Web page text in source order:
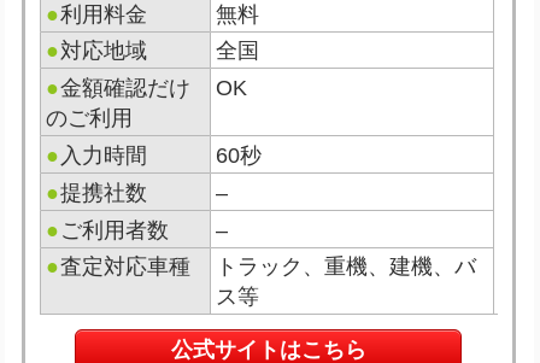
●利用料金
無料
●対応地域
全国
●金額確認だけ
のご利用
OK
● 入力時間
60秒
●提携社数
–
● ご利用者数
–
●査定対応車種
トラック、重機、建機、バ
ス等
公式サイトはこちら